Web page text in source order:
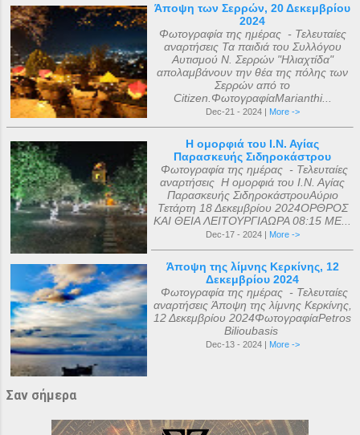
Άποψη των Σερρών, 20 Δεκεμβρίου
2024
Φωτογραφία της ημέρας - Τελευταίες
αναρτήσεις Τα παιδιά του Συλλόγου
Αυτισμού Ν. Σερρών "Ηλιαχτίδα"
απολαμβάνουν την θέα της πόλης των
Σερρών από το
Citizen.ΦωτογραφίαMarianthi...
Dec-21 - 2024 | More ->
Η ομορφιά του Ι.Ν. Αγίας
Παρασκευής Σιδηροκάστρου
Φωτογραφία της ημέρας - Τελευταίες
αναρτήσεις Η ομορφιά του Ι.Ν. Αγίας
Παρασκευής ΣιδηροκάστρουΑύριο
Τετάρτη 18 Δεκεμβρίου 2024ΟΡΘΡΟΣ
ΚΑΙ ΘΕΙΑ ΛΕΙΤΟΥΡΓΙΑΩΡΑ 08:15 ΜΕ...
Dec-17 - 2024 | More ->
Άποψη της λίμνης Κερκίνης, 12
Δεκεμβρίου 2024
Φωτογραφία της ημέρας - Τελευταίες
αναρτήσεις Άποψη της λίμνης Κερκίνης,
12 Δεκεμβρίου 2024ΦωτογραφίαPetros
Bilioubasis
Dec-13 - 2024 | More ->
Σαν σήμερα